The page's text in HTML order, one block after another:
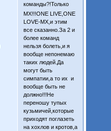
команды?!Только
МХ!!!ONE LIVE,ONE
LOVE-МХ,и этим
все сказанно.За 2 и
более команд
нельзя болеть,и я
вообще непонемаю
таких людей.Да
могут быть
симпатии,а то их и
вообще быть не
должно!!!Не
переношу тупых
кузьмичей,которые
приходят поглазеть
на хохлов и кротов,а